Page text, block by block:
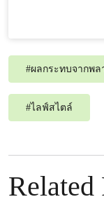
#ผลกระทบจากพล
#ไลฟ์สไตล์
Related